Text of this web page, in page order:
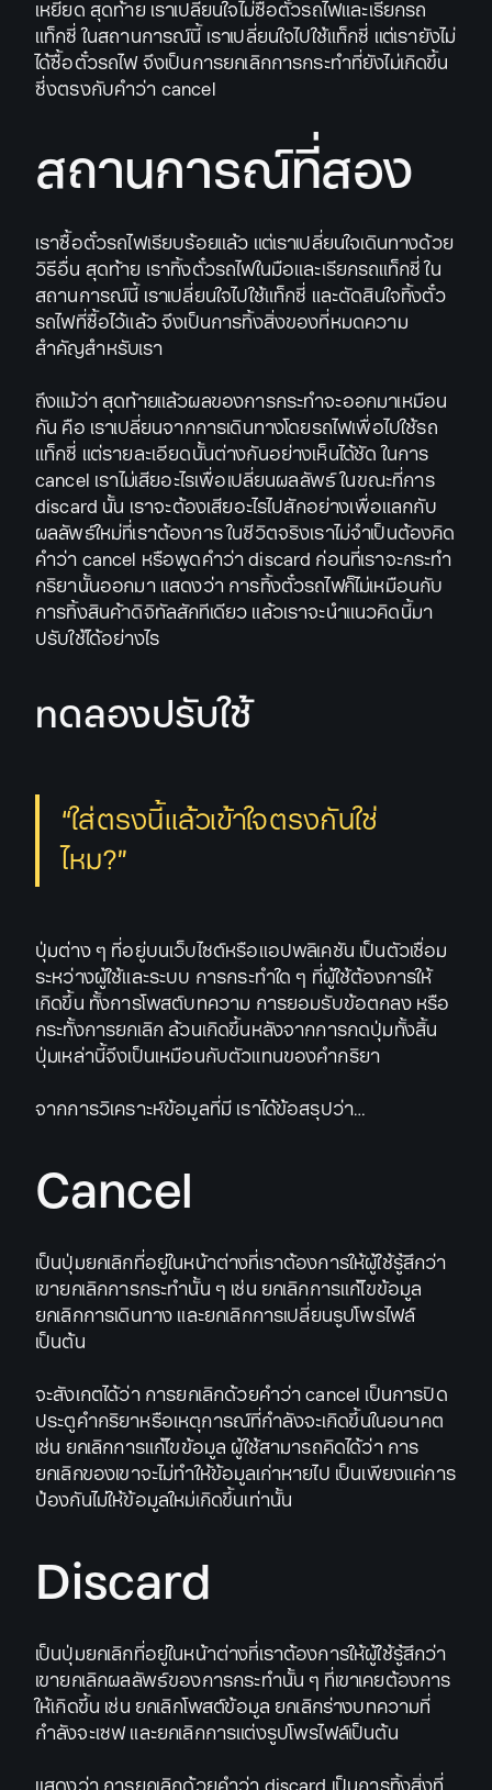
เหยียด สุดท้าย เราเปลี่ยนใจไม่ซื้อตั๋วรถไฟและเรียกรถ
แท็กซี่ ในสถานการณ์นี้ เราเปลี่ยนใจไปใช้แท็กซี่ แต่เรายังไม่
ได้ซื้อตั๋วรถไฟ จึงเป็นการยกเลิกการกระทำที่ยังไม่เกิดขึ้น
ซึ่งตรงกับคำว่า cancel
สถานการณ์ที่สอง
เราซื้อตั๋วรถไฟเรียบร้อยแล้ว แต่เราเปลี่ยนใจเดินทางด้วย
วิธีอื่น สุดท้าย เราทิ้งตั๋วรถไฟในมือและเรียกรถแท็กซี่ ใน
สถานการณ์นี้ เราเปลี่ยนใจไปใช้แท็กซี่ และตัดสินใจทิ้งตั๋ว
รถไฟที่ซื้อไว้แล้ว จึงเป็นการทิ้งสิ่งของที่หมดความ
สำคัญสำหรับเรา
ถึงแม้ว่า สุดท้ายแล้วผลของการกระทำจะออกมาเหมือน
กัน คือ เราเปลี่ยนจากการเดินทางโดยรถไฟเพื่อไปใช้รถ
แท็กซี่ แต่รายละเอียดนั้นต่างกันอย่างเห็นได้ชัด ในการ
cancel เราไม่เสียอะไรเพื่อเปลี่ยนผลลัพธ์ ในขณะที่การ
discard นั้น เราจะต้องเสียอะไรไปสักอย่างเพื่อแลกกับ
ผลลัพธ์ใหม่ที่เราต้องการ ในชีวิตจริงเราไม่จำเป็นต้องคิด
คำว่า cancel หรือพูดคำว่า discard ก่อนที่เราจะกระทำ
กริยานั้นออกมา แสดงว่า การทิ้งตั๋วรถไฟก็ไม่เหมือนกับ
การทิ้งสินค้าดิจิทัลสักทีเดียว แล้วเราจะนำแนวคิดนี้มา
ปรับใช้ได้อย่างไร
ทดลองปรับใช้
“ใส่ตรงนี้แล้วเข้าใจตรงกันใช่
ไหม?”
ปุ่มต่าง ๆ ที่อยู่บนเว็บไซต์หรือแอปพลิเคชัน เป็นตัวเชื่อม
ระหว่างผู้ใช้และระบบ การกระทำใด ๆ ที่ผู้ใช้ต้องการให้
เกิดขึ้น ทั้งการโพสต์บทความ การยอมรับข้อตกลง หรือ
กระทั้งการยกเลิก ล้วนเกิดขึ้นหลังจากการกดปุ่มทั้งสิ้น
ปุ่มเหล่านี้จึงเป็นเหมือนกับตัวแทนของคำกริยา
จากการวิเคราะห์ข้อมูลที่มี เราได้ข้อสรุปว่า…
Cancel
เป็นปุ่มยกเลิกที่อยู่ในหน้าต่างที่เราต้องการให้ผู้ใช้รู้สึกว่า
เขายกเลิกการกระทำนั้น ๆ เช่น ยกเลิกการแก้ไขข้อมูล
ยกเลิกการเดินทาง และยกเลิกการเปลี่ยนรูปโพรไฟล์
เป็นต้น
จะสังเกตได้ว่า การยกเลิกด้วยคำว่า cancel เป็นการปิด
ประตูคำกริยาหรือเหตุการณ์ที่กำลังจะเกิดขึ้นในอนาคต
เช่น ยกเลิกการแก้ไขข้อมูล ผู้ใช้สามารถคิดได้ว่า การ
ยกเลิกของเขาจะไม่ทำให้ข้อมูลเก่าหายไป เป็นเพียงแค่การ
ป้องกันไม่ให้ข้อมูลใหม่เกิดขึ้นเท่านั้น
Discard
เป็นปุ่มยกเลิกที่อยู่ในหน้าต่างที่เราต้องการให้ผู้ใช้รู้สึกว่า
เขายกเลิกผลลัพธ์ของการกระทำนั้น ๆ ที่เขาเคยต้องการ
ให้เกิดขึ้น เช่น ยกเลิกโพสต์ข้อมูล ยกเลิกร่างบทความที่
กำลังจะเซฟ และยกเลิกการแต่งรูปโพรไฟล์เป็นต้น